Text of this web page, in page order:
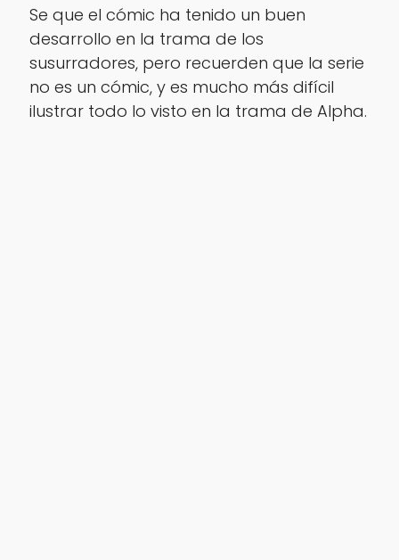
Se que el cómic ha tenido un buen
desarrollo en la trama de los
susurradores, pero recuerden que la serie
no es un cómic, y es mucho más difícil
ilustrar todo lo visto en la trama de Alpha.